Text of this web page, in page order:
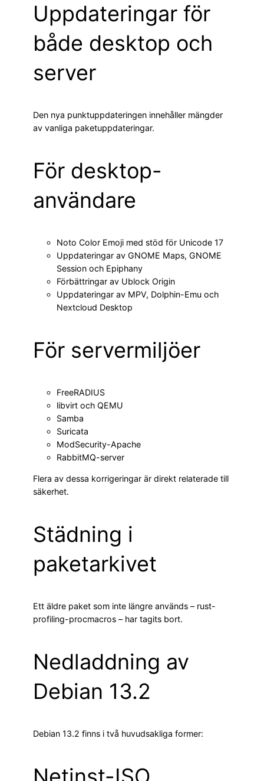
Uppdateringar för
både desktop och
server
Den nya punktuppdateringen innehåller mängder
av vanliga paketuppdateringar.
För desktop-
användare
Noto Color Emoji med stöd för Unicode 17
Uppdateringar av GNOME Maps, GNOME
Session och Epiphany
Förbättringar av Ublock Origin
Uppdateringar av MPV, Dolphin-Emu och
Nextcloud Desktop
För servermiljöer
FreeRADIUS
libvirt och QEMU
Samba
Suricata
ModSecurity-Apache
RabbitMQ-server
Flera av dessa korrigeringar är direkt relaterade till
säkerhet.
Städning i
paketarkivet
Ett äldre paket som inte längre används – rust-
profiling-procmacros – har tagits bort.
Nedladdning av
Debian 13.2
Debian 13.2 finns i två huvudsakliga former: